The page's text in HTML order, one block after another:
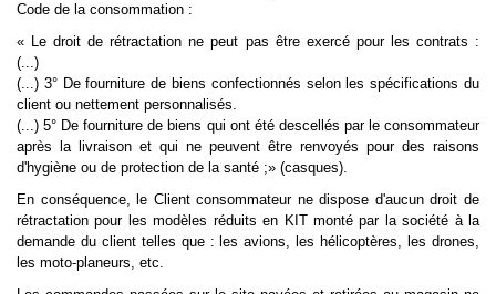
Code de la consommation :
« Le droit de rétractation ne peut pas être exercé pour les contrats :
(...)
(...) 3° De fourniture de biens confectionnés selon les spécifications du
client ou nettement personnalisés.
(...)5° De fourniture de biens qui ont été descellés par le consommateur
après la livraison et qui ne peuvent être renvoyés pour des raisons
d'hygiène ou de protection de la santé ;» (casques).
En conséquence, le Client consommateur ne dispose d'aucun droit de
rétractation pour les modèles réduits en KIT monté par la société à la
demande du client telles que : les avions, les hélicoptères, les drones,
les moto-planeurs, etc.